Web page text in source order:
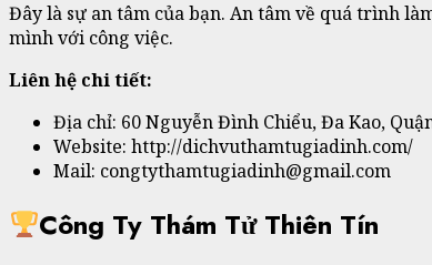
Đây là sự an tâm của bạn. An tâm về quá trình
mình với công việc.
Liên hệ chi tiết:
Địa chỉ: 60 Nguyễn Đình Chiểu, Đa Kao,
Website: http://dichvuthamtugiadinh.com/
Mail: congtythamtugiadinh@gmail.com
Công Ty Thám Tử Thiên Tín